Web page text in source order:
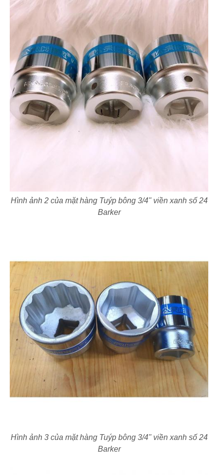
Hình ảnh 2 của mặt hàng Tuýp bông 3/4" viền xanh số 24
Barker
Hình ảnh 3 của mặt hàng Tuýp bông 3/4" viền xanh số 24
Barker